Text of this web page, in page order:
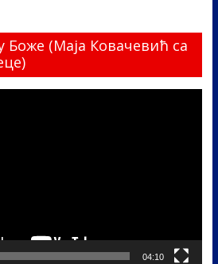
Боже (Маја Ковачевић са
04:10